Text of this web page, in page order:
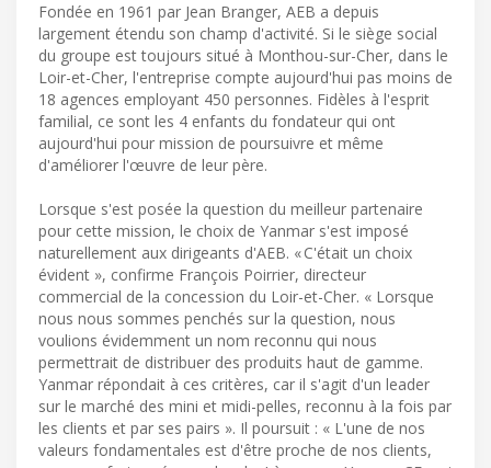
Fondée en 1961 par Jean Branger, AEB a depuis
largement étendu son champ d'activité. Si le siège social
du groupe est toujours situé à Monthou-sur-Cher, dans le
Loir-et-Cher, l'entreprise compte aujourd'hui pas moins de
18 agences employant 450 personnes. Fidèles à l'esprit
familial, ce sont les 4 enfants du fondateur qui ont
aujourd'hui pour mission de poursuivre et même
d'améliorer l'œuvre de leur père.
Lorsque s'est posée la question du meilleur partenaire
pour cette mission, le choix de Yanmar s'est imposé
naturellement aux dirigeants d'AEB. « C'était un choix
évident », confirme François Poirrier, directeur
commercial de la concession du Loir-et-Cher. « Lorsque
nous nous sommes penchés sur la question, nous
voulions évidemment un nom reconnu qui nous
permettrait de distribuer des produits haut de gamme.
Yanmar répondait à ces critères, car il s'agit d'un leader
sur le marché des mini et midi-pelles, reconnu à la fois par
les clients et par ses pairs ». Il poursuit : « L'une de nos
valeurs fondamentales est d'être proche de nos clients,